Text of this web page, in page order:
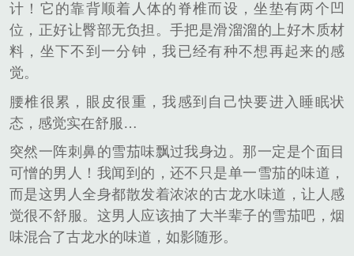
计！它的靠背顺着人体的脊椎而设，坐垫有两个凹
位，正好让臀部无负担。手把是滑溜溜的上好木质材
料，坐下不到一分钟，我已经有种不想再起来的感
觉。
腰椎很累，眼皮很重，我感到自己快要进入睡眠状
态，感觉实在舒服…
突然一阵刺鼻的雪茄味飘过我身边。那一定是个面目
可憎的男人！我闻到的，还不只是单一雪茄的味道，
而是这男人全身都散发着浓浓的古龙水味道，让人感
觉很不舒服。这男人应该抽了大半辈子的雪茄吧，烟
味混合了古龙水的味道，如影随形。